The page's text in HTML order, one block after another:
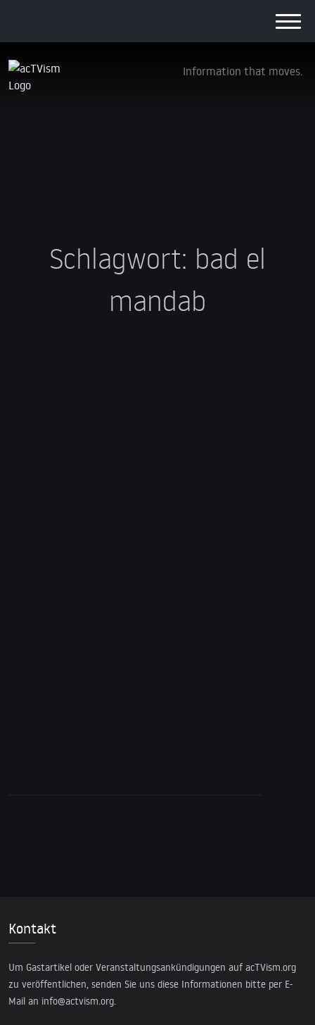
Information that moves.
Schlagwort: bad el
mandab
Kontakt
Um Gastartikel oder Veranstaltungsankündigungen auf acTVism.org
zu veröffentlichen, senden Sie uns diese Informationen bitte per E-
Mail an info@actvism.org.